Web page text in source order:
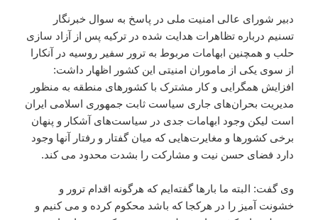
دبیر شورای عالی امنیت ملی در پاسخ به سوال خبرنگار
تسنیم درباره تظاهرات هدایت شده در ترکیه پس از آزاد سازی
حلب و همچنین ابهامات مربوط به ترور سفیر روسیه در آنکارا
از سوی یکی از ماموران امنیتی این کشور اظهار داشت:
افزایش همگرایی و کار مشترک با کشورهای منطقه به منظور
مدیریت بحران‌های جاری سیاست ثابت جمهوری اسلامی ایران
است لیکن وجود ابهامات جدی در سیاست‌های آشکار و پنهان
برخی کشورها و مغایرت‌هایی که میان گفتار و رفتار آنها وجود
دارد فضای حسن نیت و مشارکت را بشدت محدود می کند.
وی گفت: البته ما بارها گفته‌ایم که هرگونه اقدام ترور و
خشونت آمیز را در هرکجا که باشد محکوم کرده و می کنیم و